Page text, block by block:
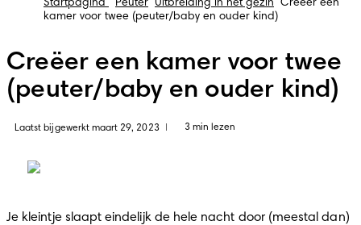
Startpagina Peuter Uitbreiding in het gezin
Creëer een
kamer voor twee (peuter/baby en ouder kind)
Creëer een kamer voor twee
(peuter/baby en ouder kind)
Laatst bijgewerkt maart 29, 2023 3 min lezen
Je kleintje slaapt eindelijk de hele nacht door (meestal dan)